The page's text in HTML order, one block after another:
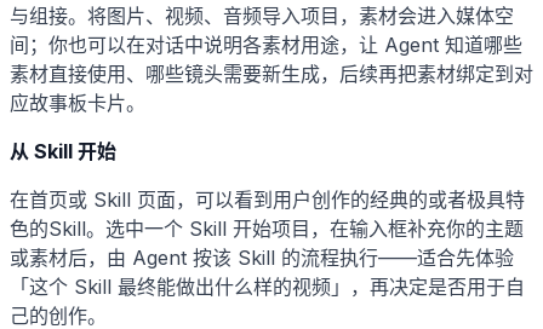
与组接。将图片、视频、音频导入项目，素材会进入媒体空
间；你也可以在对话中说明各素材用途，让 Agent 知道哪些
素材直接使用、哪些镜头需要新生成，后续再把素材绑定到对
应故事板卡片。
从 Skill 开始
在首页或 Skill 页面，可以看到用户创作的经典的或者极具特
色的Skill。选中一个 Skill 开始项目，在输入框补充你的主题
或素材后，由 Agent 按该 Skill 的流程执行——适合先体验
「这个 Skill 最终能做出什么样的视频」，再决定是否用于自
己的创作。